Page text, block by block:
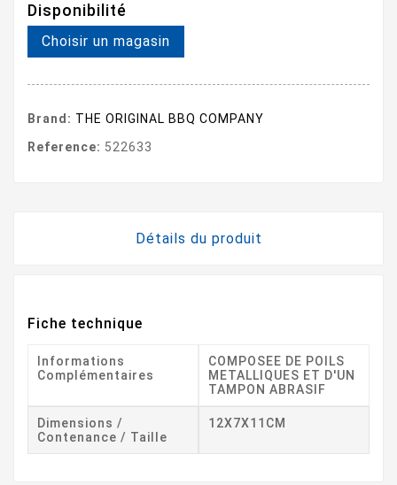
Disponibilité
Choisir un magasin
Brand: THE ORIGINAL BBQ COMPANY
Reference: 522633
Détails du produit
Fiche technique
Informations
Complémentaires
COMPOSEE DE POILS
METALLIQUES ET D'UN
TAMPON ABRASIF
Dimensions /
Contenance / Taille
12X7X11CM